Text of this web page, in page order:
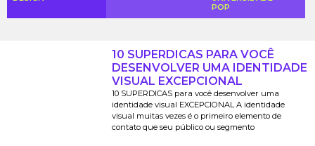
POP
10 SUPERDICAS PARA VOCÊ
DESENVOLVER UMA IDENTIDADE
VISUAL EXCEPCIONAL
10 SUPERDICAS para você desenvolver uma
identidade visual EXCEPCIONAL A identidade
visual muitas vezes é o primeiro elemento de
contato que seu público ou segmento